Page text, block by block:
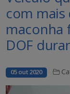
com mais
maconha
DOF
05 out 2020